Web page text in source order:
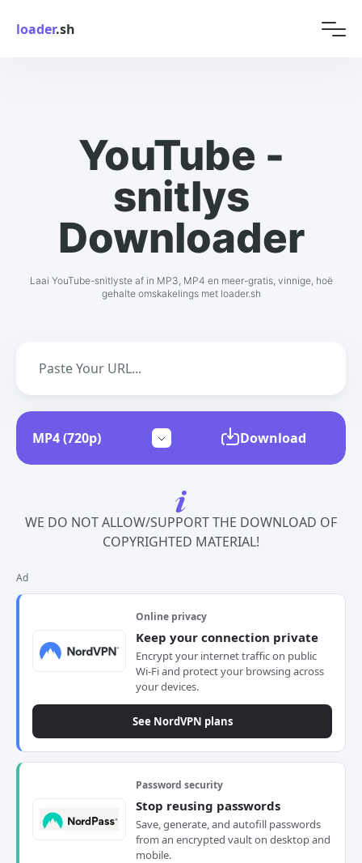
loader.sh
YouTube -
snitlys
Downloader
Laai YouTube-snitlyste af in MP3, MP4 en meer-gratis, vinnige, hoë
gehalte omskakelings met loader.sh
Download
WE DO NOT ALLOW/SUPPORT THE DOWNLOAD OF
COPYRIGHTED MATERIAL!
Ad
Online privacy
Keep your connection private
Encrypt your internet traffic on public
Wi-Fi and protect your browsing across
your devices.
See NordVPN plans
Password security
Stop reusing passwords
Save, generate, and autofill passwords
from an encrypted vault on desktop and
mobile.